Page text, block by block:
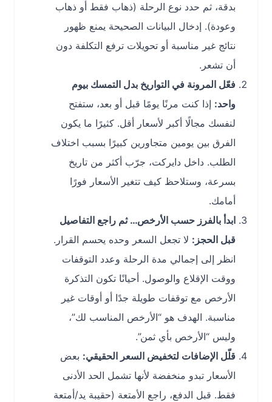
بدقة، ثم حدد نوع الرحلة (ذهاب فقط أو ذهاب
وعودة). إدخال البيانات الصحيحة يمنع ظهور
نتائج غير مناسبة أو تحويلات ترفع التكلفة دون
أن تشعر.
فعّل المرونة في التواريخ بدل التمسك بيوم
إذا كنت مرنًا يومًا قبل أو بعد، ستفتح
لنفسك مجالًا أكبر لأسعار أقل. كثيرًا ما يكون
الفرق بين يومين متجاورين كبيرًا بسبب اختلاف
الطلب. داخل دايركت، جرّب أكثر من تاريخ
بسرعة، وستلاحظ كيف تتغير الأسعار فورًا
أمامك.
ابدأ بالفرز حسب الأرخص… ثم راجع التفاصيل
قبل الحجز:لا تجعل السعر وحده يحسم القرار.
انظر إلى إجمالي مدة الرحلة وعدد التوقفات
ووقت الإقلاع والوصول. أحيانًا تكون التذكرة
الأرخص مع توقفات طويلة جدًا أو أوقات غير
مناسبة. الهدف هو “الأرخص المناسب لك”،
وليس “الأرخص بأي ثمن”.
قلّل الإضافات لتخفيض السعر الحقيقي:بعض
الأسعار تبدو منخفضة لأنها تشمل الحد الأدنى
فقط. قبل الدفع، راجع الأمتعة (حقيبة يد/أمتعة